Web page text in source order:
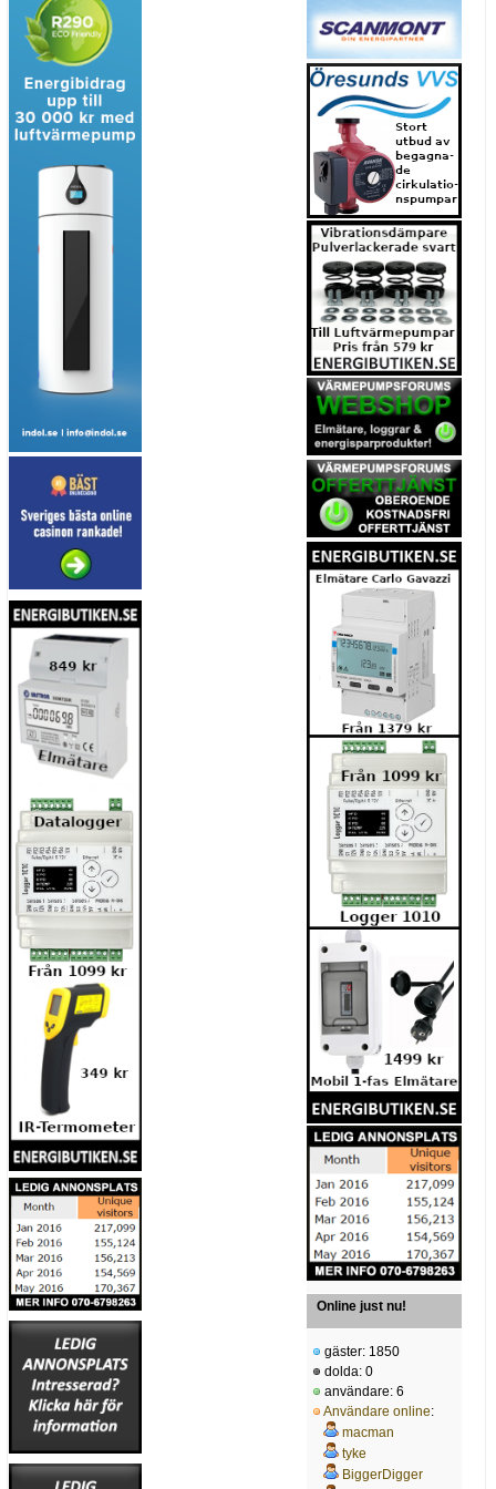
Online just nu!
gäster: 1850
dolda: 0
användare: 6
Användare online:
macman
tyke
BiggerDigger